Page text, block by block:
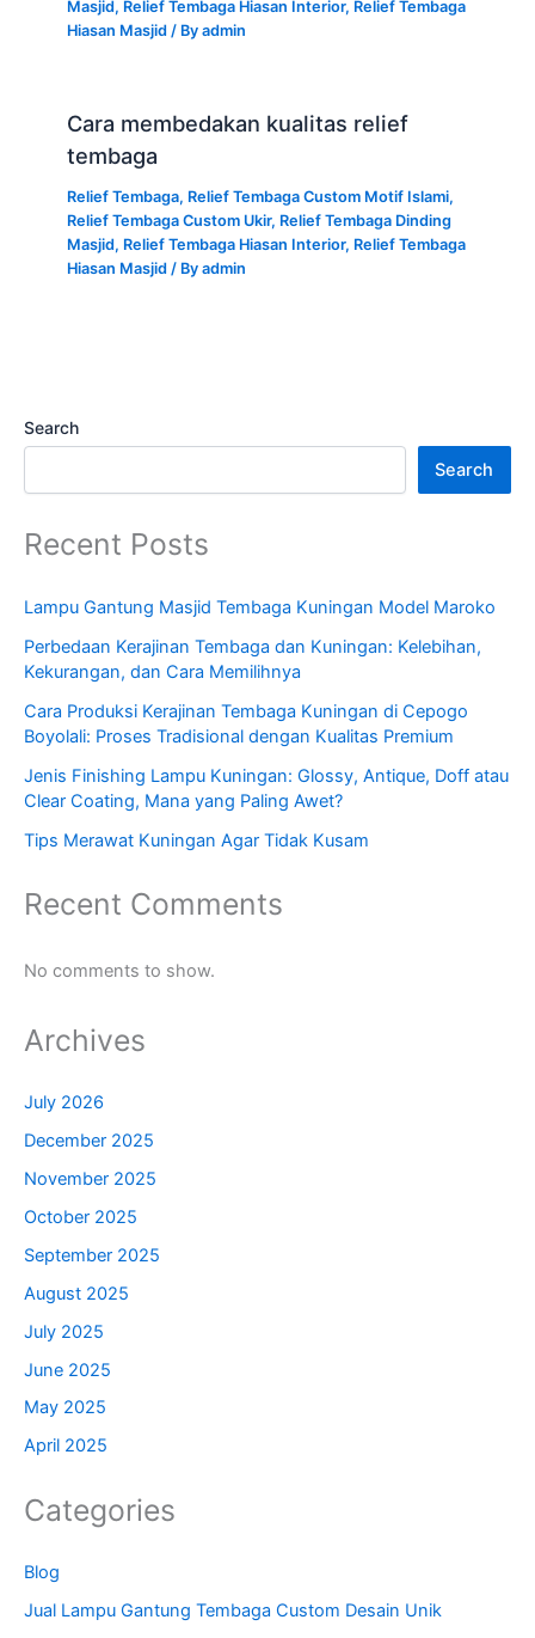
Masjid, Relief Tembaga Hiasan Interior, Relief Tembaga
Hiasan Masjid / Byadmin
Cara membedakan kualitas relief
tembaga
Relief Tembaga, Relief Tembaga Custom Motif Islami,
Relief Tembaga Custom Ukir, Relief Tembaga Dinding
Masjid, Relief Tembaga Hiasan Interior, Relief Tembaga
Hiasan Masjid / Byadmin
Search
Search
Recent Posts
Lampu Gantung Masjid Tembaga Kuningan Model Maroko
Perbedaan Kerajinan Tembaga dan Kuningan: Kelebihan,
Kekurangan, dan Cara Memilihnya
Cara Produksi Kerajinan Tembaga Kuningan di Cepogo
Boyolali: Proses Tradisional dengan Kualitas Premium
Jenis Finishing Lampu Kuningan: Glossy, Antique, Doff atau
Clear Coating, Mana yang Paling Awet?
Tips Merawat Kuningan Agar Tidak Kusam
Recent Comments
No comments to show.
Archives
July 2026
December 2025
November 2025
October 2025
September 2025
August 2025
July 2025
June 2025
May 2025
April 2025
Categories
Blog
Jual Lampu Gantung Tembaga Custom Desain Unik